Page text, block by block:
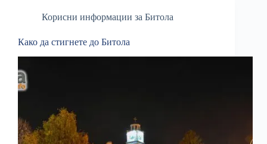
Корисни информации за Битола
Како да стигнете до Битола